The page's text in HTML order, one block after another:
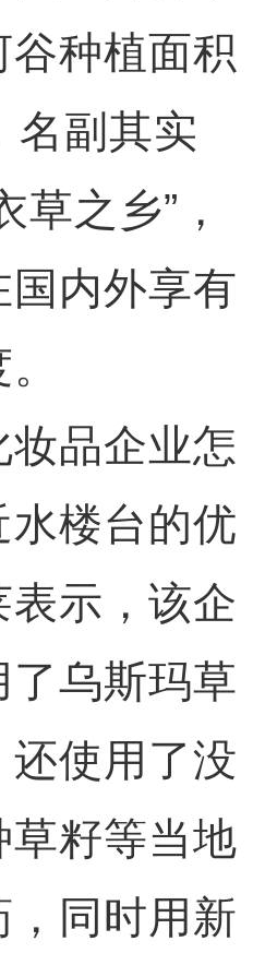
种植面积
名副其实
草之乡”，
内外享有
品企业怎
楼台的优
示，该企
了乌斯玛草
使用了没
草籽等当地
同时用新